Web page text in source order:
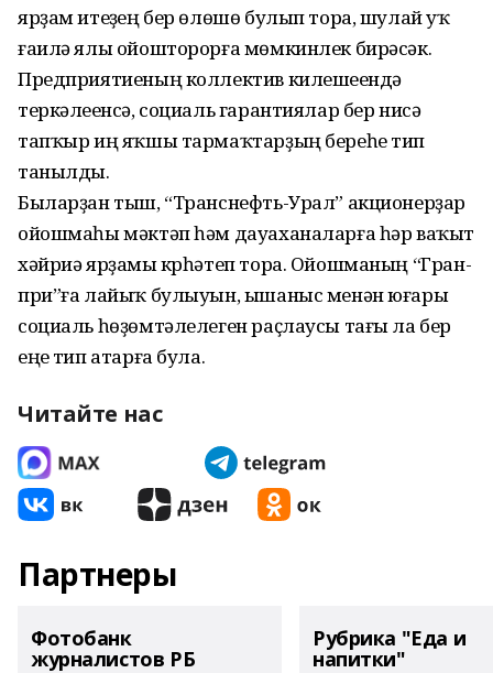
ярҙам итеүҙең бер өлөшө булып тора, шулай уҡ
ғаилә ялы ойошторорға мөмкинлек бирәсәк.
Предприятиеның коллектив килешеүендә
теркәлеүенсә, социаль гарантиялар бер нисә
тапҡыр иң яҡшы тармаҡтарҙың береһе тип
танылды.
Быларҙан тыш, “Транснефть-Урал” акционерҙар
ойошмаһы мәктәп һәм дауаханаларға һәр ваҡыт
хәйриә ярҙамы күрһәтеп тора. Ойошманың “Гран-
при”ға лайыҡ булыуын, ышаныс менән юғары
социаль һөҙөмтәлелеген раҫлаусы тағы ла бер
еңеү тип атарға була.
Читайте нас
Партнеры
Фотобанк
журналистов РБ
Рубрика "Еда и
напитки"